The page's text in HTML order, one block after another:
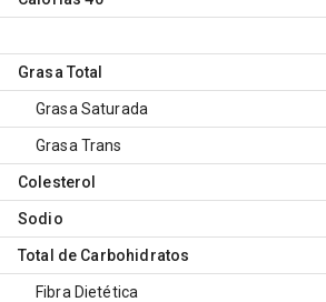
Grasa Total
Grasa Saturada
Grasa Trans
Colesterol
Sodio
Total de Carbohidratos
Fibra Dietética